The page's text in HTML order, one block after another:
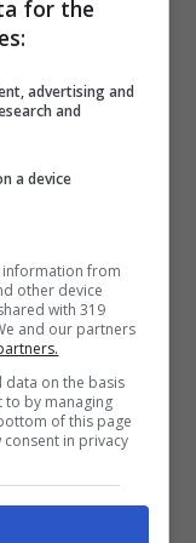
a
dalle
specifico
su come
Reijnders.
– ha
for the
advertising and
and
a device
from
other device
with 319
and our partners
data on the basis
to by managing
of this page
in privacy